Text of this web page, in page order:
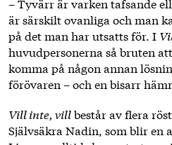
är särskilt ovanliga och man
på det man har utsatts för. I
huvudpersonerna så bruten
komma på någon annan
förövaren – och en bisarr
Vill inte, villbestår av flera
Självsäkra Nadin, som blir en